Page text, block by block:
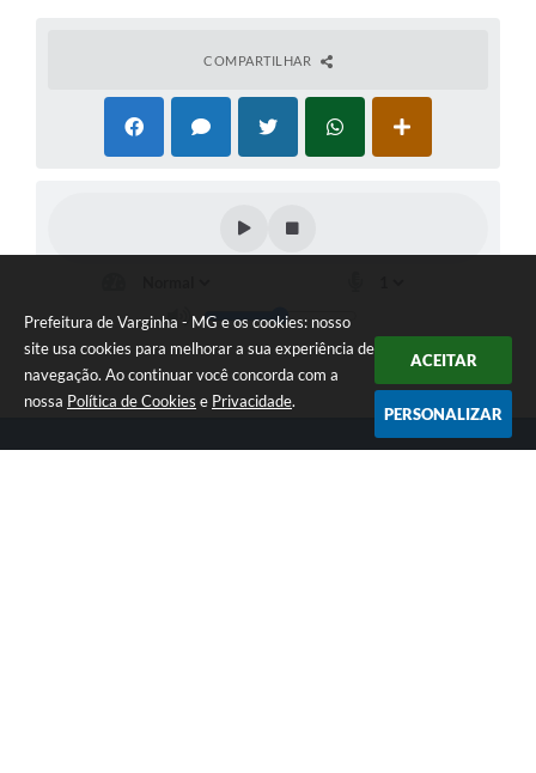
Prefeitura de Varginha - MG e os cookies: nosso
site usa cookies para melhorar a sua experiência de
navegação. Ao continuar você concorda com a
nossa Política de Cookies e Privacidade.
ACEITAR
PERSONALIZAR
COMPARTILHAR